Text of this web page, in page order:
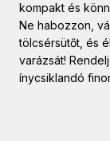
kompakt és
Ne habozzon,
tölcsérsütőt, és
varázsát!
ínycsiklandó